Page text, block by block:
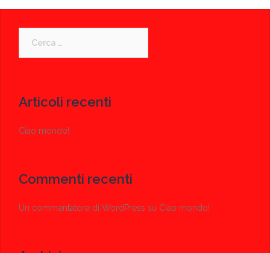
per:
Articoli recenti
Ciao mondo!
Commenti recenti
Un commentatore di WordPress su Ciao mondo!